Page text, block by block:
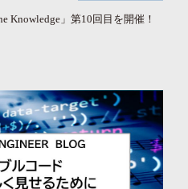
Knowledge」第10回目を開催！